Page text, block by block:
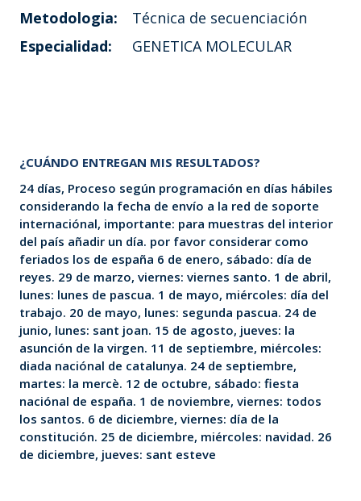
Metodologia:
Técnica de secuenciación
Especialidad:
GENETICA MOLECULAR
¿CUÁNDO ENTREGAN MIS RESULTADOS?
24 días, Proceso según programación en días hábiles
considerando la fecha de envío a la red de soporte
internaciónal, importante: para muestras del interior
del país añadir un día. por favor considerar como
feriados los de españa 6 de enero, sábado: día de
reyes. 29 de marzo, viernes: viernes santo. 1 de abril,
lunes: lunes de pascua. 1 de mayo, miércoles: día del
trabajo. 20 de mayo, lunes: segunda pascua. 24 de
junio, lunes: sant joan. 15 de agosto, jueves: la
asunción de la virgen. 11 de septiembre, miércoles:
diada naciónal de catalunya. 24 de septiembre,
martes: la mercè. 12 de octubre, sábado: fiesta
naciónal de españa. 1 de noviembre, viernes: todos
los santos. 6 de diciembre, viernes: día de la
constitución. 25 de diciembre, miércoles: navidad. 26
de diciembre, jueves: sant esteve